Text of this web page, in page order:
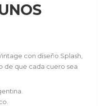
con diseño Splash,
de que cada cuero sea